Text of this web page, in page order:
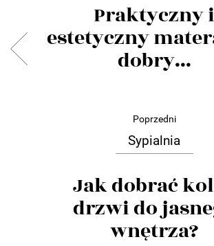
Praktyczny i
estetyczny
dobry...
Poprzedni
Sypialnia
Jak dobrać
drzwi do
wnętrza?